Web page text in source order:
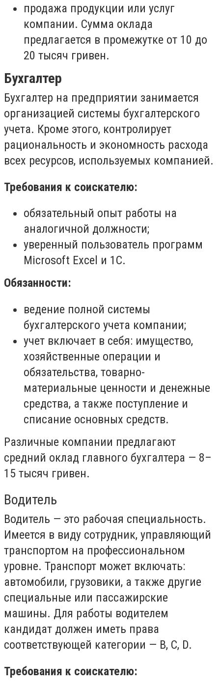
продажа продукции или услуг
компании. Сумма оклада
предлагается в промежутке от 10 до
20 тысяч гривен.
Бухгалтер
Бухгалтер на предприятии занимается
организацией системы бухгалтерского
учета. Кроме этого, контролирует
рациональность и экономность расхода
всех ресурсов, используемых компанией.
Требования к соискателю:
обязательный опыт работы на
аналогичной должности;
уверенный пользователь программ
Microsoft Excel и 1С.
Обязанности:
ведение полной системы
бухгалтерского учета компании;
учет включает в себя: имущество,
хозяйственные операции и
обязательства, товарно-
материальные ценности и денежные
средства, а также поступление и
списание основных средств.
Различные компании предлагают
средний оклад главного бухгалтера — 8–
15 тысяч гривен.
Водитель
Водитель — это рабочая специальность.
Имеется в виду сотрудник, управляющий
транспортом на профессиональном
уровне. Транспорт может включать:
автомобили, грузовики, а также другие
специальные или пассажирские
машины. Для работы водителем
кандидат должен иметь права
соответствующей категории — В, С, D.
Требования к соискателю: